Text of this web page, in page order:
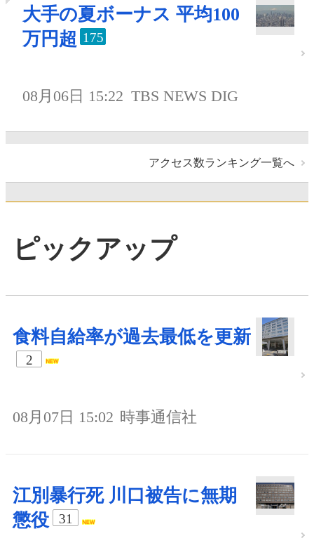
大手の夏ボーナス 平均100
万円超 175
08月06日 15:22 TBS NEWS DIG
アクセス数ランキング一覧へ
ピックアップ
食料自給率が過去最低を更新
2
08月07日 15:02 時事通信社
江別暴行死 川口被告に無期
懲役
31